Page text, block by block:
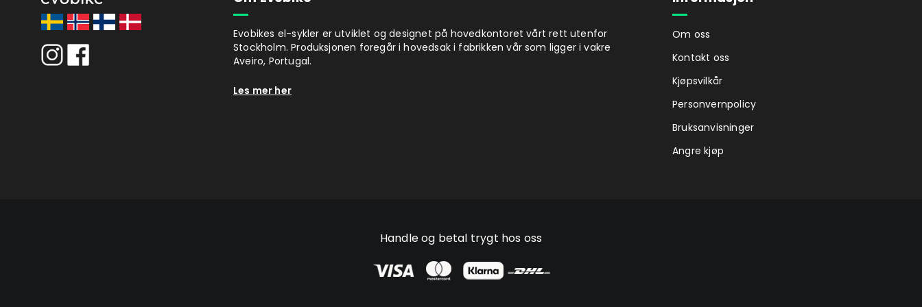
Evobikes el-sykler er utviklet og designet på hovedkontoret vårt rett utenfor
Stockholm. Produksjonen foregår i hovedsak i fabrikken vår som ligger i vakre
Aveiro, Portugal.
Les mer her
Om oss
Kontakt oss
Kjøpsvilkår
Personvernpolicy
Bruksanvisninger
Angre kjøp
Handle og betal trygt hos oss